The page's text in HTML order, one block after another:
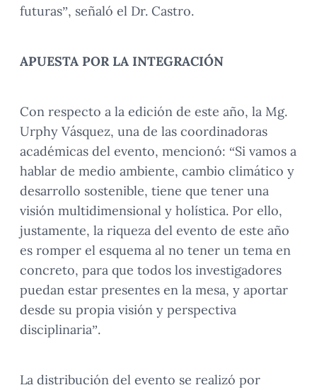
futuras”, señaló el Dr. Castro.
APUESTA POR LA INTEGRACIÓN
Con respecto a la edición de este año, la Mg.
Urphy Vásquez, una de las coordinadoras
académicas del evento, mencionó: “Si vamos a
hablar de medio ambiente, cambio climático y
desarrollo sostenible, tiene que tener una
visión multidimensional y holística. Por ello,
justamente, la riqueza del evento de este año
es romper el esquema al no tener un tema en
concreto, para que todos los investigadores
puedan estar presentes en la mesa, y aportar
desde su propia visión y perspectiva
disciplinaria”.
La distribución del evento se realizó por